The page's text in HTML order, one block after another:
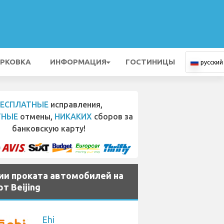
ИНФОРМАЦИЯ ГОСТИНИЦЫ русский
исправления,
отмены, НИКАКИХ сборов за
банковскую карту!
проката автомобилей на
Beijing
Ehi